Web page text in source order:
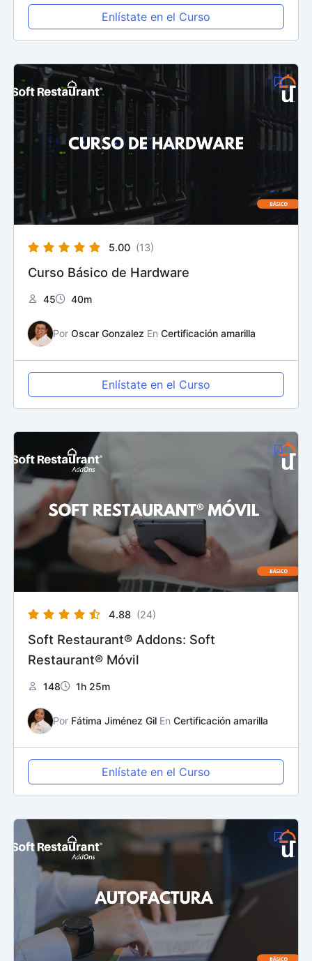
Enlístate en el Curso
5.00 (13)
Curso Básico de Hardware
45 40m
Por Oscar Gonzalez En Certificación amarilla
Enlístate en el Curso
4.88 (24)
Soft Restaurant® Addons: Soft
Restaurant® Móvil
148 1h 25m
Por Fátima Jiménez GilEn Certificación amarilla
Enlístate en el Curso